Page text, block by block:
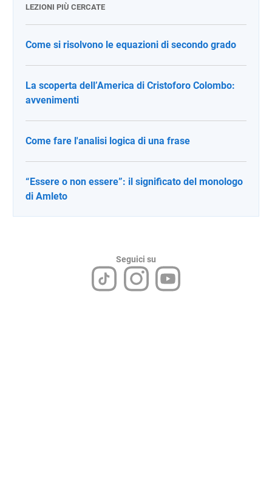
LEZIONI PIÙ CERCATE
Come si risolvono le equazioni di secondo grado
La scoperta dell’America di Cristoforo Colombo:
avvenimenti
Come fare l'analisi logica di una frase
“Essere o non essere”: il significato del monologo
di Amleto
Seguici su